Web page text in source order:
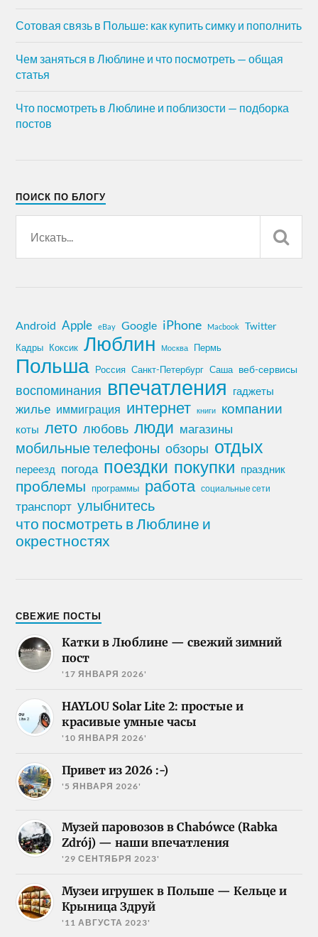
Сотовая связь в Польше: как купить симку и пополнить
Чем заняться в Люблине и что посмотреть — общая
статья
Что посмотреть в Люблине и поблизости — подборка
постов
ПОИСК ПО БЛОГУ
Android Apple eBay Google iPhone Macbook Twitter
Кадры Коксик Люблин Москва Пермь
Польша Россия Санкт-Петербург Саша веб-сервисы
воспоминания впечатления гаджеты
жилье иммиграция интернет книги компании
коты лето любовь люди магазины
мобильные телефоны обзоры отдых
переезд погода поездки покупки праздник
проблемы программы работа социальные сети
транспорт улыбнитесь
что посмотреть в Люблине и
окрестностях
СВЕЖИЕ ПОСТЫ
Катки в Люблине — свежий зимний
пост
'17 ЯНВАРЯ 2026'
HAYLOU Solar Lite 2: простые и
красивые умные часы
'10 ЯНВАРЯ 2026'
Привет из 2026 :-)
'5 ЯНВАРЯ 2026'
Музей паровозов в Chabówce (Rabka
Zdrój) — наши впечатления
'29 СЕНТЯБРЯ 2023'
Музеи игрушек в Польше — Кельце и
Крыница Здруй
'11 АВГУСТА 2023'